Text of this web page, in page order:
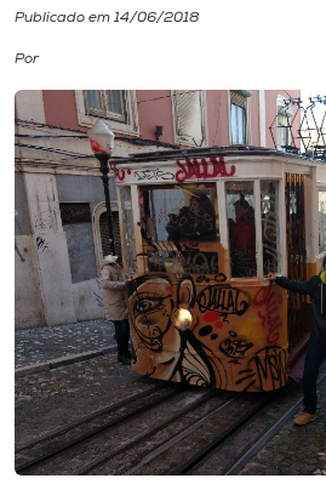
Cultura
CPA
Biblioteca
Editora
Rádio
Museu
Publicado em 14/06/2018
Por